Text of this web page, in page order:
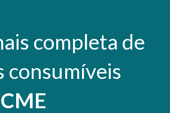
completa de
consumíveis